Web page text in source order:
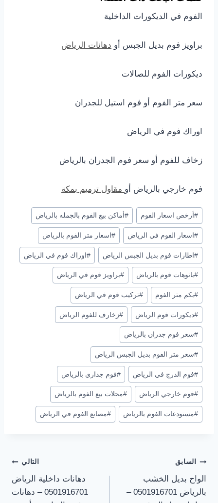
الفوم في الديكورات الداخلية
براويز فوم بديل الجبس أو دهانات الرياض
ديكورات الفوم للصالات
سعر متر الفوم أو فوم استيل للجدران
اوراك فوم في الرياض
زخاف للفوم أو سعر فوم الجدران بالرياض
فوم خارجي بالرياض أو مقاول ترميم بمكة
وسوم
المقال:
# أرخص اسعار الفوم # أماكن بيع الفوم بالجمله بالرياض
# اسعار الفوم في الرياض # اسعار متر الفوم بالرياض
# اطارات فوم بديل الجبس الرياض # اوراك فوم في الرياض
#بانوهات فوم بالرياض #براويز فوم في الرياض
#بكم متر الفوم #تركيب فوم في الرياض
#ديكورات فوم الرياض #زخارف للفوم الرياض
#سعر فوم جدران بالرياض
#سعر متر الفوم بديل الجبس الرياض
#فوم الدرج في الرياض #فوم جداري بالرياض
#فوم خارجي الرياض #محلات بيع الفوم بالرياض
#مستودعات الفوم بالرياض #مصانع الفوم في الرياض
تصفّح
المقالات
السابق
الواح بديل الخشب
بالرياض 0501916701 –
التالي
دهانات داخلية الرياض
0501916701 – دهانات